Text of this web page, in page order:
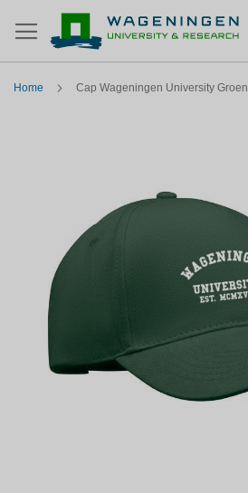
Home Cap Wageningen University Groen